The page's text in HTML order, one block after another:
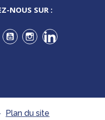
NOUS SUR :
YouTubeInstagramLinkedIn
Plan du site